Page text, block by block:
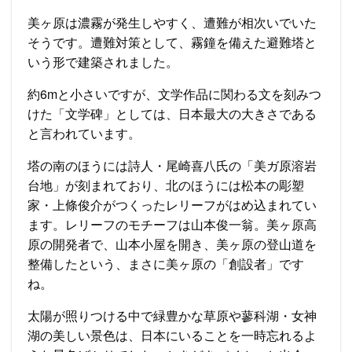
美ヶ原は濃霧が発生しやすく、遭難が相次いでいた
そうです。遭難対策として、霧鐘を備えた避難塔と
いう形で建築されました。
約6mと小さいですが、文学作品に関わる文を刻みつ
けた「文学碑」としては、日本最大の大きさである
と言われています。
塔の南のほうには詩人・尾崎喜八氏の「美ガ原溶岩
台地」が刻まれており、北のほうには松本の彫塑
家・上條俊介がつくったレリーフがはめ込まれてい
ます。レリーフのモチーフは山本俊一翁。美ヶ原高
原の開発者で、山本小屋を開き、美ヶ原の登山道を
整備したという、まさに美ヶ原の「創設者」です
ね。
太陽が照りつける中で緑豊かな草原や蓼科湖・女神
湖の美しい景色は、日本にいることを一時忘れるよ